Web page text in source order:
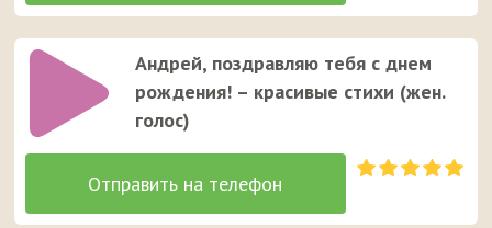
Андрей, поздравляю тебя с днем
рождения! – красивые стихи (жен.
голос)